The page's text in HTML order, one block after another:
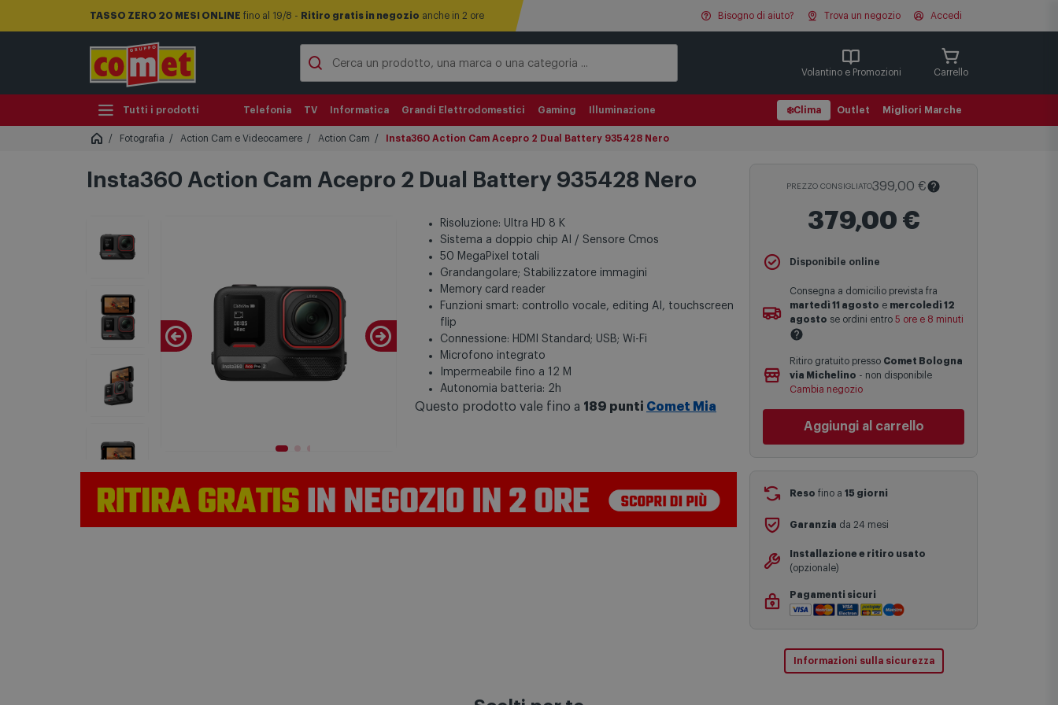
TASSO ZERO 20 MESI ONLINE fino al 19/8 - Ritiro gratis in negozio anche in 2 ore Bisogno di aiuto? Trova un negozio Accedi
Volantino e Promozioni Carrello
Tutti i prodotti Telefonia TV Informatica Grandi Elettrodomestici Gaming Illuminazione ❄️Clima Outlet Migliori Marche
Fotografia Action Cam e Videocamere Action Cam Insta360 Action Cam Acepro 2 Dual Battery 935428 Nero
Insta360 Action Cam Acepro 2 Dual Battery 935428 Nero PREZZO CONSIGLIATO399,00 €
379,00 €
Il Prezzo Consigliato
vendita suggerito al pubblico dal
produttore e viene mostrato al fine di
fornire un confronto con il prezzo finale
di vendita anche in assenza di sconti.
Disponibile online
Consegna a domicilio prevista fra
martedì 11 agosto e mercoledì 12
agosto se ordini entro 5 ore e 8 minuti
Le date previste per la consegna sono
una stima approssimativa basata sulle
I tempi di consegna effettivi potrebbero
variare in situazioni specifiche (ad
regioni montane, consegna nei periodi
festivi e ricorrenze principali o in
circostanze eccezionali).
Si ricorda inoltre che i prodotti
acquistati in modalità di prenotazione
verranno spediti a partire dalla data di
uscita indicata nella pagina del
prodotto.
Ritiro gratuito presso Comet Bologna
via Michelino - non disponibile
Cambia negozio
Aggiungi al carrello
Reso fino a 15 giorni
Garanzia da 24 mesi
Installazione e ritiro usato
(opzionale)
Pagamenti sicuri
Informazioni sulla sicurezza
Risoluzione: Ultra HD 8 K
Sistema a doppio chip AI / Sensore Cmos
50 MegaPixel totali
Grandangolare; Stabilizzatore immagini
Memory card reader
Funzioni smart: controllo vocale, editing AI, touchscreen
flip
Connessione: HDMI Standard; USB; Wi-Fi
Microfono integrato
Impermeabile fino a 12 M
Autonomia batteria: 2h
Questo prodotto vale fino a 189 punti Comet Mia